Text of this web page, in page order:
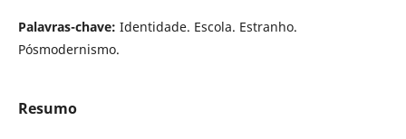
Palavras-chave: Identidade. Escola. Estranho.
Pósmodernismo.
Resumo